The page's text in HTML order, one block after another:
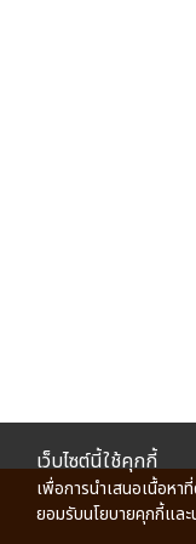
เว็บไซต์นี้ใช้คุกกี้
เพื่อการนำเสนอเนื้อห
ยอมรับนโยบายคุกกี้และ